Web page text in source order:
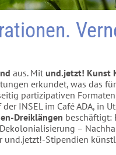
aus. Mit und.jetzt! Kunst
erkundet, was das
partizipativen
der INSEL im Café ADA, in
Dreiklängen beschäftigt:
–
und.jetzt!-Stipendien